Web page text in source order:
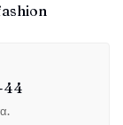
fashion